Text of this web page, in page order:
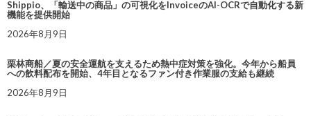
Shippio、「輸送中の商品」の可視化をInvoiceのAI-OCRで自動化する新
機能を提供開始
2026年8月9日
栗林商船／夏の安全運航を支えるため熱中症対策を強化。今年から船員
への飲料配布を開始、4年目となるファン付き作業服の支給も継続
2026年8月9日